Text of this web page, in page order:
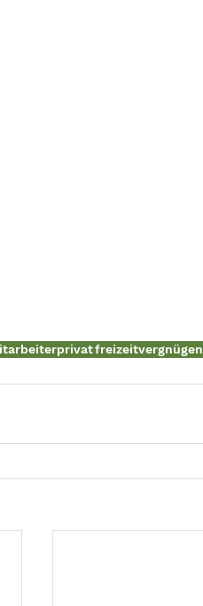
freizeitvergnügen